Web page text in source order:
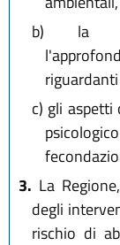
b) la
c) gli aspetti
3. La
degli
rischio di